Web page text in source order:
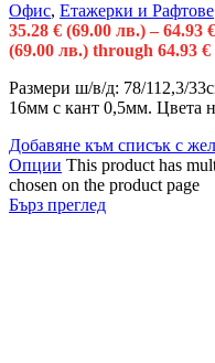
Офис, Етажерки и Рафтове
35.28 € (69.00 лв.) – 64.93 €
(69.00 лв.) through 64.93 €
Размери ш/в/д: 78/112,3/
16мм с кант 0,5мм. Цвета
Добавяне към списък с
Опции This product has
chosen on the product page
Бърз преглед